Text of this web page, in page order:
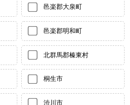
邑楽郡大泉町
邑楽郡明和町
北群馬郡榛東村
桐生市
渋川市